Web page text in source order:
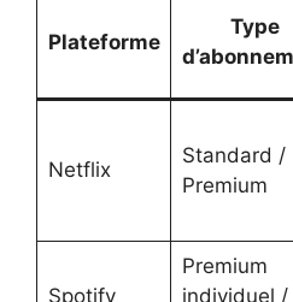
Plateforme
Type
Netflix
Standard /
Premium
Spotify
Premium
individuel /